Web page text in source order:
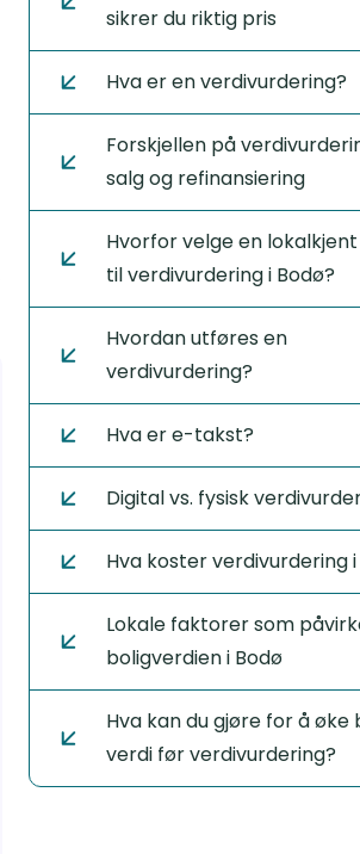
sikrer du riktig pris
Hva er en verdivurdering?
Forskjellen på
salg og refinansiering
Hvorfor velge en
til verdivurdering i Bodø?
Hvordan utføres en
verdivurdering?
Hva er e-takst?
Digital vs. fysisk
Hva koster verdivurdering i
Lokale faktorer som
boligverdien i Bodø
Hva kan du gjøre for å øke
verdi før verdivurdering?